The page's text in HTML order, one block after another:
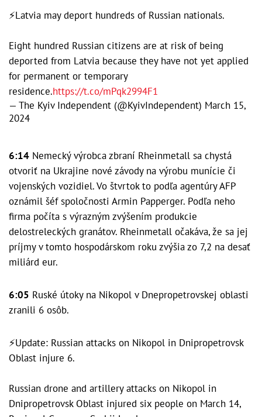
⚡️Latvia may deport hundreds of Russian nationals.
Eight hundred Russian citizens are at risk of being
deported from Latvia because they have not yet applied
for permanent or temporary
residence.https://t.co/mPqk2994F1
— The Kyiv Independent (@KyivIndependent) March 15,
2024
6:14 Nemecký výrobca zbraní Rheinmetall sa chystá
otvoriť na Ukrajine nové závody na výrobu munície či
vojenských vozidiel. Vo štvrtok to podľa agentúry AFP
oznámil šéf spoločnosti Armin Papperger. Podľa neho
firma počíta s výrazným zvýšením produkcie
delostreleckých granátov. Rheinmetall očakáva, že sa jej
príjmy v tomto hospodárskom roku zvýšia zo 7,2 na desať
miliárd eur.
6:05 Ruské útoky na Nikopol v Dnepropetrovskej oblasti
zranili 6 osôb.
⚡️Update: Russian attacks on Nikopol in Dnipropetrovsk
Oblast injure 6.
Russian drone and artillery attacks on Nikopol in
Dnipropetrovsk Oblast injured six people on March 14,